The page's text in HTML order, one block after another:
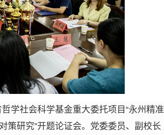
学社会科学基金重大委托项目“永州精准
策研究”开题论证会。党委委员、副校长